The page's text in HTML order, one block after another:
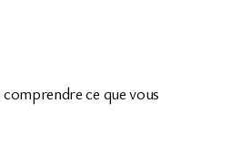
ce que vous